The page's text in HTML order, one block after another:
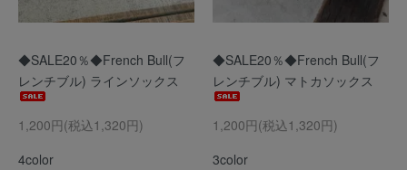
◆SALE20％◆French Bull(フ
レンチブル) ラインソックス
1,200円(税込1,320円)
4color
◆SALE20％◆French Bull(フ
レンチブル) マトカソックス
1,200円(税込1,320円)
3color